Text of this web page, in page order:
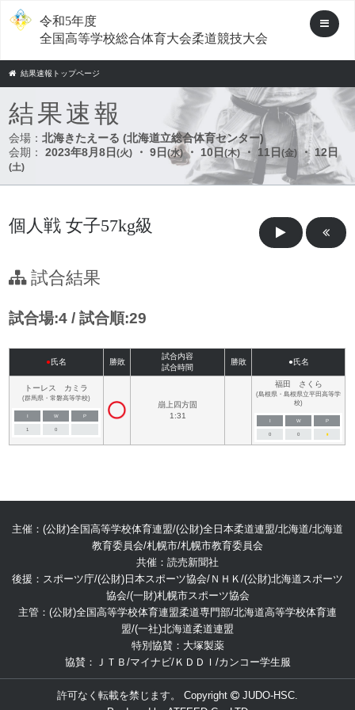
令和5年度
全国高等学校総合体育大会柔道競技大会
結果速報トップページ
結果速報
会場：北海きたえーる (北海道立総合体育センター)
会期：
2023年8月8日(火) ・ 9日(水)・ 10日(木) ・ 11日(金)・ 12日
(土)
個人戦 女子57kg級
試合結果
試合場:4 / 試合順:29
●氏名 勝敗
試合内容
試合時間
勝敗 ●氏名
トーレス カミラ
(群馬県・常磐高等学校)
I W P
1 0
崩上四方固
1:31
福田 さくら
(島根県・島根県立平田高等学
校)
I W P
0 0 ■
主催：(公財)全国高等学校体育連盟/(公財)全日本柔道連盟/北海道/北海道
教育委員会/札幌市/札幌市教育委員会
共催：読売新聞社
後援：スポーツ庁/(公財)日本スポーツ協会/ＮＨＫ/(公財)北海道スポーツ
協会/(一財)札幌市スポーツ協会
主管：(公財)全国高等学校体育連盟柔道専門部/北海道高等学校体育連
盟/(一社)北海道柔道連盟
特別協賛：大塚製薬
協賛：ＪＴＢ/マイナビ/ＫＤＤＩ/カンコー学生服
許可なく転載を禁じます。 Copyright
JUDO-HSC.